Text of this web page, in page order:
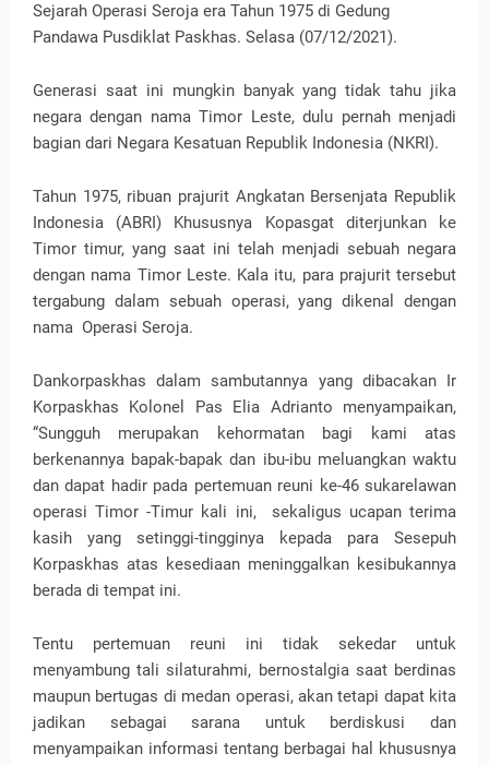
Sejarah Operasi Seroja era Tahun 1975 di Gedung
Pandawa Pusdiklat Paskhas. Selasa (07/12/2021).
Generasi saat ini mungkin banyak yang tidak tahu jika
negara dengan nama Timor Leste, dulu pernah menjadi
bagian dari Negara Kesatuan Republik Indonesia (NKRI).
Tahun 1975, ribuan prajurit Angkatan Bersenjata Republik
Indonesia (ABRI) Khususnya Kopasgat diterjunkan ke
Timor timur, yang saat ini telah menjadi sebuah negara
dengan nama Timor Leste. Kala itu, para prajurit tersebut
tergabung dalam sebuah operasi, yang dikenal dengan
nama Operasi Seroja.
Dankorpaskhas dalam sambutannya yang dibacakan Ir
Korpaskhas Kolonel Pas Elia Adrianto menyampaikan,
“Sungguh merupakan kehormatan bagi kami atas
berkenannya bapak-bapak dan ibu-ibu meluangkan waktu
dan dapat hadir pada pertemuan reuni ke-46 sukarelawan
operasi Timor -Timur kali ini, sekaligus ucapan terima
kasih yang setinggi-tingginya kepada para Sesepuh
Korpaskhas atas kesediaan meninggalkan kesibukannya
berada di tempat ini.
Tentu pertemuan reuni ini tidak sekedar untuk
menyambung tali silaturahmi, bernostalgia saat berdinas
maupun bertugas di medan operasi, akan tetapi dapat kita
jadikan sebagai sarana untuk berdiskusi dan
menyampaikan informasi tentang berbagai hal khususnya